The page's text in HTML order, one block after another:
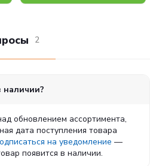
и
2
наличии?
обновлением ассортимента,
дата поступления товара
на уведомление —
появится в наличии.